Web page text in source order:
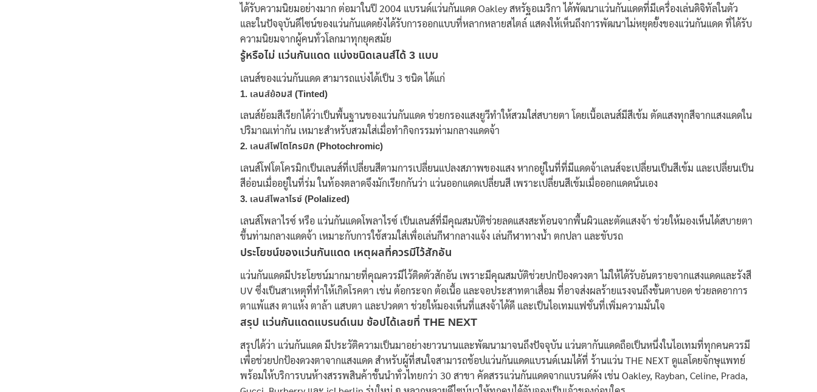
ได้รับความนิยมอย่างมาก ต่อมาในปี 2004 แบรนด์แว่นกันแดด Oakley สหรัฐอเมริกา ได้พัฒนาแว่นกันแดดที่มีเครื่องเล่นดิจิทัลในตัว
และในปัจจุบันดีไซน์ของแว่นกันแดดยังได้รับการออกแบบที่หลากหลายสไตล์ แสดงให้เห็นถึงการพัฒนาไม่หยุดยั้งของแว่นกันแดด ที่ได้รับ
ความนิยมจากผู้คนทั่วโลกมาทุกยุคสมัย
รู้หรือไม่ แว่นกันแดด แบ่งชนิดเลนส์ได้ 3 แบบ
เลนส์ของแว่นกันแดด สามารถแบ่งได้เป็น 3 ชนิด ได้แก่
1. เลนส์ย้อมสี (Tinted)
เลนส์ย้อมสีเรียกได้ว่าเป็นพื้นฐานของแว่นกันแดด ช่วยกรองแสงยูวีทำให้สวมใส่สบายตา โดยเนื้อเลนส์มีสีเข้ม ตัดแสงทุกสีจากแสงแดดใน
ปริมาณเท่ากัน เหมาะสำหรับสวมใส่เมื่อทำกิจกรรมท่ามกลางแดดจ้า
2. เลนส์โฟโตโครมิก (Photochromic)
เลนส์โฟโตโครมิกเป็นเลนส์ที่เปลี่ยนสีตามการเปลี่ยนแปลงสภาพของแสง หากอยู่ในที่ที่มีแดดจ้าเลนส์จะเปลี่ยนเป็นสีเข้ม และเปลี่ยนเป็น
สีอ่อนเมื่ออยู่ในที่ร่ม ในท้องตลาดจึงมักเรียกกันว่า แว่นออกแดดเปลี่ยนสี เพราะเปลี่ยนสีเข้มเมื่อออกแดดนั่นเอง
3. เลนส์โพลาไรซ์ (Polalized)
เลนส์โพลาไรซ์ หรือ แว่นกันแดดโพลาไรซ์ เป็นเลนส์ที่มีคุณสมบัติช่วยลดแสงสะท้อนจากพื้นผิวและตัดแสงจ้า ช่วยให้มองเห็นได้สบายตา
ขึ้นท่ามกลางแดดจ้า เหมาะกับการใช้สวมใส่เพื่อเล่นกีฬากลางแจ้ง เล่นกีฬาทางน้ำ ตกปลา และขับรถ
ประโยชน์ของแว่นกันแดด เหตุผลที่ควรมีไว้สักอัน
แว่นกันแดดมีประโยชน์มากมายที่คุณควรมีไว้ติดตัวสักอัน เพราะมีคุณสมบัติช่วยปกป้องดวงตา ไม่ให้ได้รับอันตรายจากแสงแดดและรังสี
UV ซึ่งเป็นสาเหตุที่ทำให้เกิดโรคตา เช่น ต้อกระจก ต้อเนื้อ และจอประสาทตาเสื่อม ที่อาจส่งผลร้ายแรงจนถึงขั้นตาบอด ช่วยลดอาการ
ตาแพ้แสง ตาแห้ง ตาล้า แสบตา และปวดตา ช่วยให้มองเห็นที่แสงจ้าได้ดี และเป็นไอเทมแฟชั่นที่เพิ่มความมั่นใจ
สรุป แว่นกันแดดแบรนด์เนม ช้อปได้เลยที่ THE NEXT
สรุปได้ว่า แว่นกันแดด มีประวัติความเป็นมาอย่างยาวนานและพัฒนามาจนถึงปัจจุบัน แว่นตากันแดดถือเป็นหนึ่งในไอเทมที่ทุกคนควรมี
เพื่อช่วยปกป้องดวงตาจากแสงแดด สำหรับผู้ที่สนใจสามารถช้อปแว่นกันแดดแบรนด์เนมได้ที่ ร้านแว่น THE NEXT ดูแลโดยจักษุแพทย์
พร้อมให้บริการบนห้างสรรพสินค้าชั้นนำทั่วไทยกว่า 30 สาขา คัดสรรแว่นกันแดดจากแบรนด์ดัง เช่น Oakley, Rayban, Celine, Prada,